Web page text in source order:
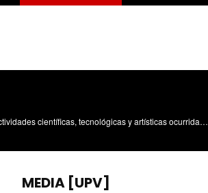
Divulgación de las actividades científicas, tecnológicas y artísticas ocurridas en los tres campus de la UPV